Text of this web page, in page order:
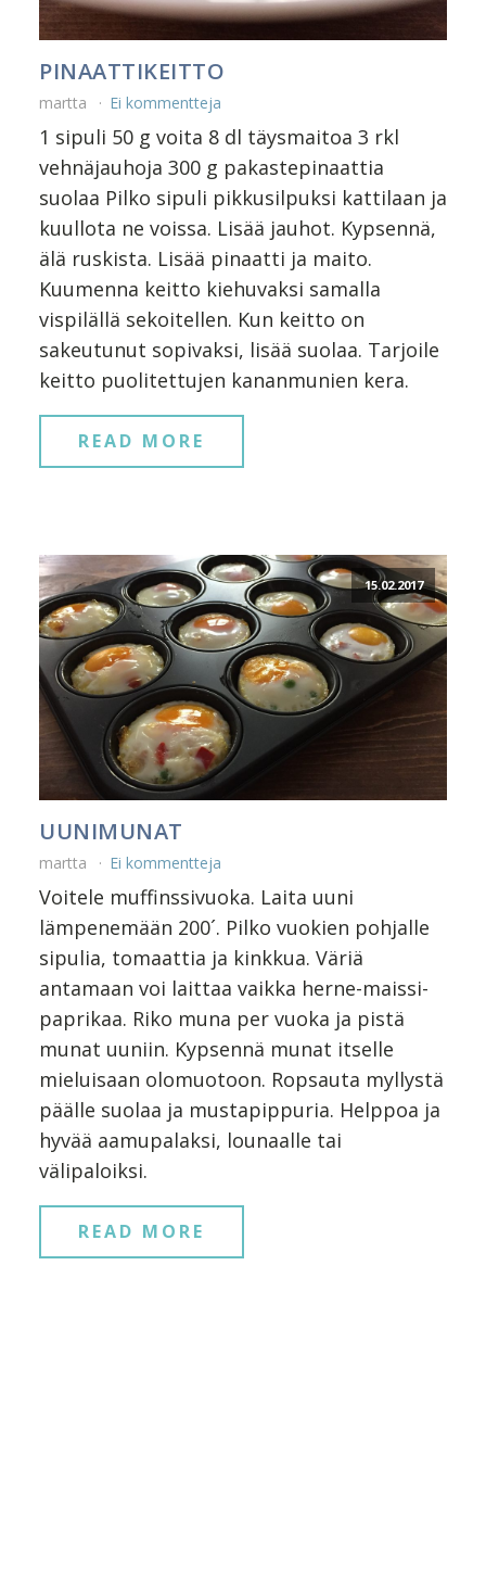
PINAATTIKEITTO
martta Ei kommentteja
1 sipuli 50 g voita 8 dl täysmaitoa 3 rkl
vehnäjauhoja 300 g pakastepinaattia
suolaa Pilko sipuli pikkusilpuksi kattilaan ja
kuullota ne voissa. Lisää jauhot. Kypsennä,
älä ruskista. Lisää pinaatti ja maito.
Kuumenna keitto kiehuvaksi samalla
vispilällä sekoitellen. Kun keitto on
sakeutunut sopivaksi, lisää suolaa. Tarjoile
keitto puolitettujen kananmunien kera.
READ MORE
15.02.2017
UUNIMUNAT
martta Ei kommentteja
Voitele muffinssivuoka. Laita uuni
lämpenemään 200´. Pilko vuokien pohjalle
sipulia, tomaattia ja kinkkua. Väriä
antamaan voi laittaa vaikka herne-maissi-
paprikaa. Riko muna per vuoka ja pistä
munat uuniin. Kypsennä munat itselle
mieluisaan olomuotoon. Ropsauta myllystä
päälle suolaa ja mustapippuria. Helppoa ja
hyvää aamupalaksi, lounaalle tai
välipaloiksi.
READ MORE